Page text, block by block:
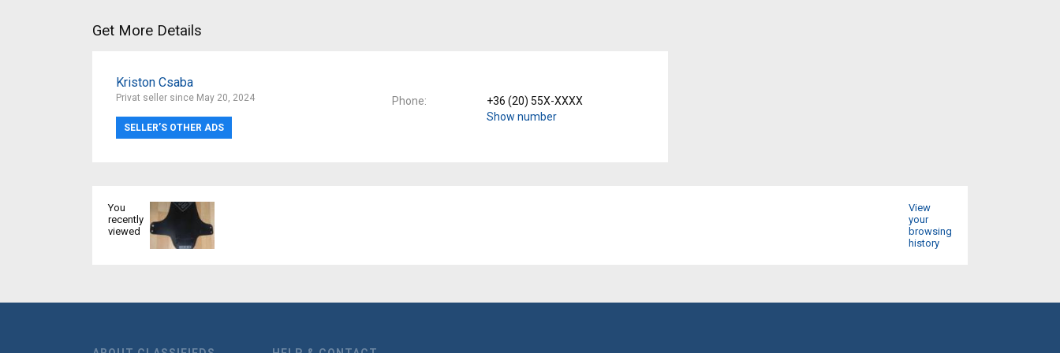
Get More Details
Kriston Csaba
Privat seller since May 20, 2024
SELLER’S OTHER ADS
Phone
+36 (20) 55X-XXXX
Show number
You
recently
viewed
View
your
browsing
history